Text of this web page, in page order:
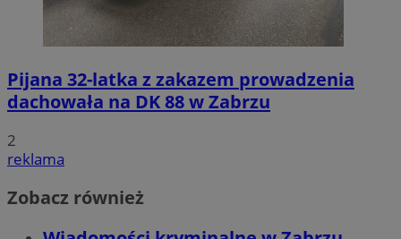
Pijana 32-latka z zakazem prowadzenia
dachowała na DK 88 w Zabrzu
2
reklama
Zobacz również